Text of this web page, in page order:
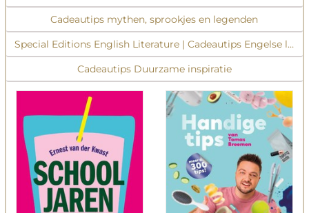
Cadeautips mythen, sprookjes en legenden
Special Editions English Literature | Cadeautips Engelse
Cadeautips Duurzame inspiratie